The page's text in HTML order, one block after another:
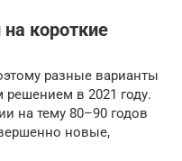
короткие
разные варианты
в 2021 году.
на тему 80–90 годов
новые,